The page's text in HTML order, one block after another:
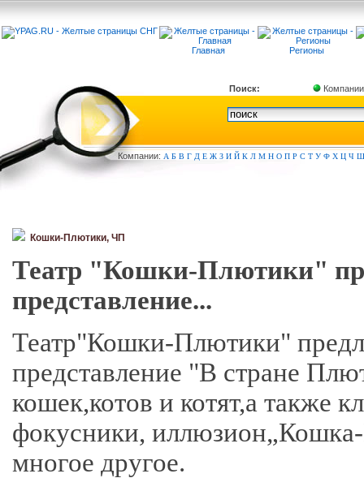
Главная Регионы
Поиск: Компании
Компании: А Б В Г Д Е Ж З И Й К Л М Н О П Р С Т У Ф Х Ц Ч Ш
Кошки-Плютики, ЧП
Театр "Кошки-Плютики"
представление...
Театр"Кошки-Плютики"
представление "В стране
кошек,котов и котят,а также
фокусники,
многое другое.